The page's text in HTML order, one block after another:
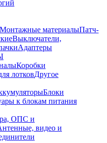
Монтажные материалыПатч-
Выключатели,
Адаптеры
Коробки
лотковДругое
Блоки
к блокам питания
ОПС и
видео и